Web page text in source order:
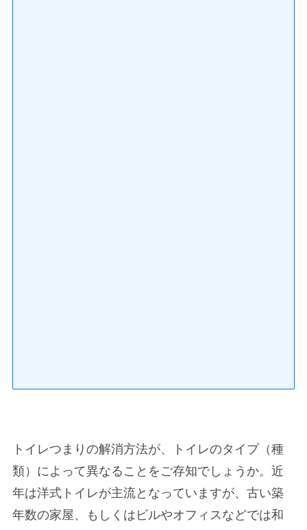
トイレつまりの解消方法が、トイレのタイプ（種
類）によって異なることをご存知でしょうか。近
年は洋式トイレが主流となっていますが、古い築
年数の家屋、もしくはビルやオフィスなどでは和